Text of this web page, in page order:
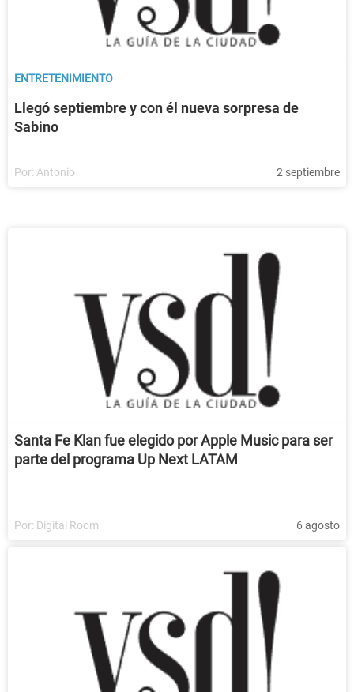
ENTRETENIMIENTO
Llegó septiembre y con él nueva sorpresa de
Sabino
Por: Antonio 2 septiembre
Santa Fe Klan fue elegido por Apple Music para ser
parte del programa Up Next LATAM
Por: Digital Room 6 agosto